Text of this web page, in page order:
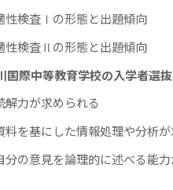
性検査Ⅰの形態と出題傾向
性検査Ⅱの形態と出題傾向
国際中等教育学校の入学者選
解力が求められる
料を基にした情報処理や分析
分の意見を論理的に述べる能